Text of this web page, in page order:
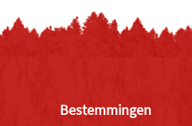
Bestemmingen